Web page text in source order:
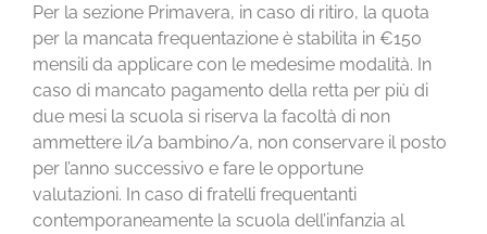
Per la sezione Primavera, in caso di ritiro, la quota
per la mancata frequentazione è stabilita in €150
mensili da applicare con le medesime modalità. In
caso di mancato pagamento della retta per più di
due mesi la scuola si riserva la facoltà di non
ammettere il/a bambino/a, non conservare il posto
per l’anno successivo e fare le opportune
valutazioni. In caso di fratelli frequentanti
contemporaneamente la scuola dell’infanzia al